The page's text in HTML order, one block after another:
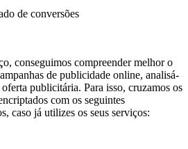
de conversões
conseguimos compreender melhor o
de publicidade online, analisá-
publicitária. Para isso, cruzamos os
com os seguintes
caso já utilizes os seus serviços: